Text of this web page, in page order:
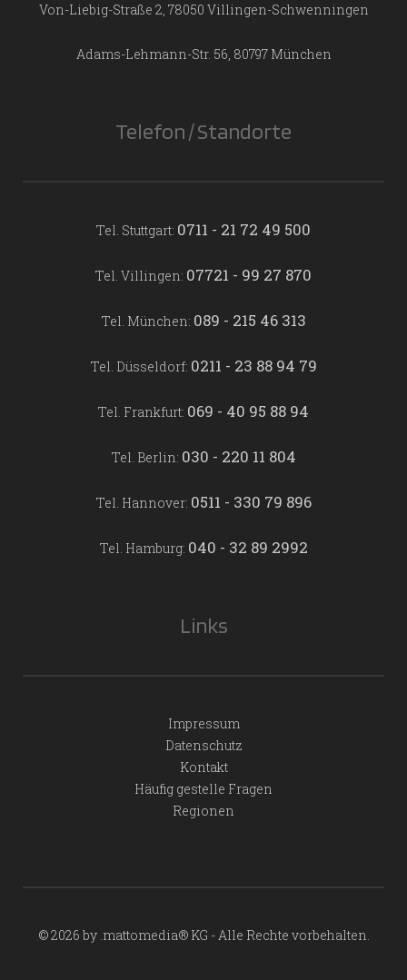
Von-Liebig-Straße 2, 78050 Villingen-Schwenningen
Adams-Lehmann-Str. 56, 80797 München
Telefon / Standorte
Tel. Stuttgart: 0711 - 21 72 49 500
Tel. Villingen: 07721 - 99 27 870
Tel. München: 089 - 215 46 313
Tel. Düsseldorf: 0211 - 23 88 94 79
Tel. Frankfurt: 069 - 40 95 88 94
Tel. Berlin: 030 - 220 11 804
Tel. Hannover: 0511 - 330 79 896
Tel. Hamburg: 040 - 32 89 2992
Links
Impressum
Datenschutz
Kontakt
Häufig gestelle Fragen
Regionen
© 2026 by .mattomedia® KG - Alle Rechte vorbehalten.